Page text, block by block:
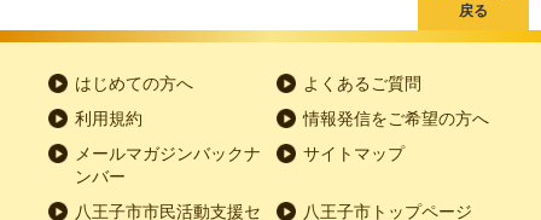
戻る
はじめての方へ
よくあるご質問
利用規約
情報発信をご希望の方へ
メールマガジンバックナ
ンバー
サイトマップ
八王子市市民活動支援セ 八王子市トップページ